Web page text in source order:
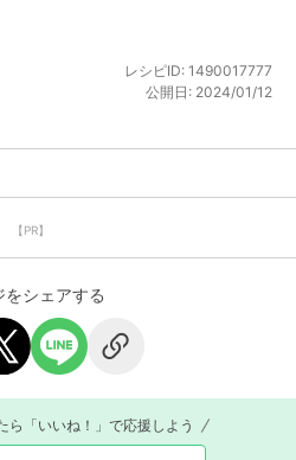
レシピID: 1490017777
公開日: 2024/01/12
【PR】
をシェアする
「いいね！」で応援しよう